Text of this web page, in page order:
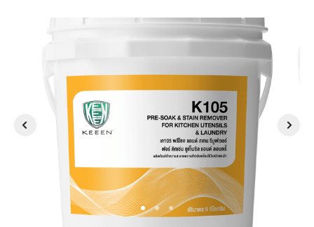
การศึกษา
1 2 3